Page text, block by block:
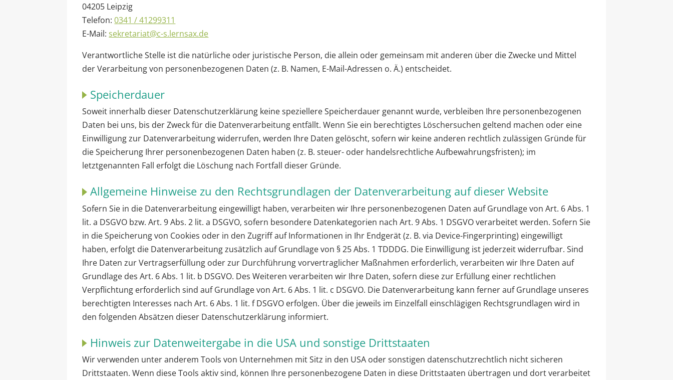
04205 Leipzig
Telefon:0341 / 41299311
E-Mail:sekretariat@c-s.lernsax.de
Verantwortliche Stelle ist die natürliche oder juristische Person, die allein oder gemeinsam mit anderen über die Zwecke und Mittel
der Verarbeitung von personenbezogenen Daten (z. B. Namen, E-Mail-Adressen o. Ä.) entscheidet.
Speicherdauer
Soweit innerhalb dieser Datenschutzerklärung keine speziellere Speicherdauer genannt wurde, verbleiben Ihre personenbezogenen
Daten bei uns, bis der Zweck für die Datenverarbeitung entfällt. Wenn Sie ein berechtigtes Löschersuchen geltend machen oder eine
Einwilligung zur Datenverarbeitung widerrufen, werden Ihre Daten gelöscht, sofern wir keine anderen rechtlich zulässigen Gründe für
die Speicherung Ihrer personenbezogenen Daten haben (z. B. steuer- oder handelsrechtliche Aufbewahrungsfristen); im
letztgenannten Fall erfolgt die Löschung nach Fortfall dieser Gründe.
Allgemeine Hinweise zu den Rechtsgrundlagen der Datenverarbeitung auf dieser Website
Sofern Sie in die Datenverarbeitung eingewilligt haben, verarbeiten wir Ihre personenbezogenen Daten auf Grundlage von Art. 6 Abs. 1
lit. a DSGVO bzw. Art. 9 Abs. 2 lit. a DSGVO, sofern besondere Datenkategorien nach Art. 9 Abs. 1 DSGVO verarbeitet werden. Sofern Sie
in die Speicherung von Cookies oder in den Zugriff auf Informationen in Ihr Endgerät (z. B. via Device-Fingerprinting) eingewilligt
haben, erfolgt die Datenverarbeitung zusätzlich auf Grundlage von § 25 Abs. 1 TDDDG. Die Einwilligung ist jederzeit widerrufbar. Sind
Ihre Daten zur Vertragserfüllung oder zur Durchführung vorvertraglicher Maßnahmen erforderlich, verarbeiten wir Ihre Daten auf
Grundlage des Art. 6 Abs. 1 lit. b DSGVO. Des Weiteren verarbeiten wir Ihre Daten, sofern diese zur Erfüllung einer rechtlichen
Verpflichtung erforderlich sind auf Grundlage von Art. 6 Abs. 1 lit. c DSGVO. Die Datenverarbeitung kann ferner auf Grundlage unseres
berechtigten Interesses nach Art. 6 Abs. 1 lit. f DSGVO erfolgen. Über die jeweils im Einzelfall einschlägigen Rechtsgrundlagen wird in
den folgenden Absätzen dieser Datenschutzerklärung informiert.
Hinweis zur Datenweitergabe in die USA und sonstige Drittstaaten
Wir verwenden unter anderem Tools von Unternehmen mit Sitz in den USA oder sonstigen datenschutzrechtlich nicht sicheren
Drittstaaten. Wenn diese Tools aktiv sind, können Ihre personenbezogene Daten in diese Drittstaaten übertragen und dort verarbeitet